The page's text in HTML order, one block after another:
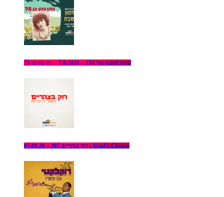
פזמון לשבת מס’ 234 – 7.8.2026 – נתן כהן בן 75
רוק בצהריים 307 – 07.08.26 – Uriel’s Choices